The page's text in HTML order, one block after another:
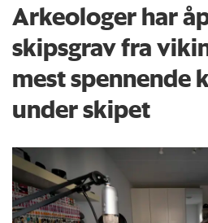
Arkeologer har
skipsgrav fra
mest spennende
under skipet